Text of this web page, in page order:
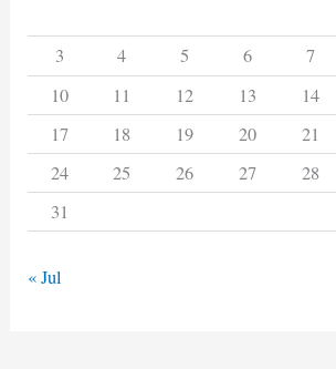
3
4 5 6 7
10 11 12 13 14
17
18 19 20 21
24
25 26 27 28
31
« Jul